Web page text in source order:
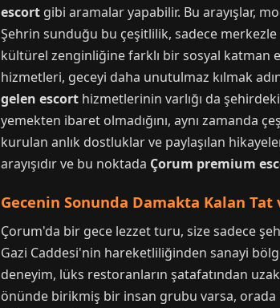
escort gibi aramalar yapabilir. Bu arayışlar,
Şehrin sunduğu bu çeşitlilik, sadece merkezle
kültürel zenginliğine farklı bir sosyal katman
hizmetleri, geceyi daha unutulmaz kılmak
gelen escort hizmetlerinin varlığı da
yemekten ibaret olmadığını, aynı zamanda
kurulan anlık dostluklar ve paylaşılan
arayışıdır ve bu noktada Çorum premium
Gecenin Sonunda Damakta Kalan
Çorum'da bir gece lezzet turu, size sadece
Gazi Caddesi'nin hareketliliğinden sanayi
deneyim, lüks restoranların şatafatından
önünde birikmiş bir insan grubu varsa, orada